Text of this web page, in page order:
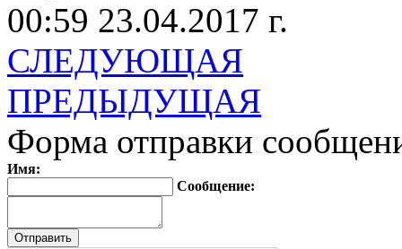
00:59 23.04.2017 г.
СЛЕДУЮЩАЯ
ПРЕДЫДУЩАЯ
Форма отправки
Имя:
Сообщение: